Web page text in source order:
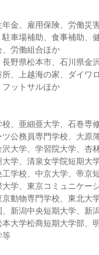
金、雇用保険、労働災
車場補助、食事補助、
労働組合ほか
野県松本市、石川県金
、上越海の家、ダイワ
ットサルほか
、亜細亜大学、石巻専
公務員専門学校、大原
大学、学習院大学、杏
学、清泉女学院短期大
学校、中京大学、帝京
学、東京コミュニケー
動物専門学校、東北大
新潟中央短期大学、新
大学松商短期大学部、
等